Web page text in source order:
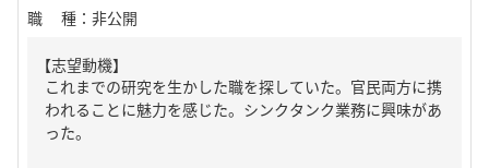
職種 ： 非公開
【志望動機】
これまでの研究を生かした職を探していた。官民両方に携
われることに魅力を感じた。シンクタンク業務に興味があ
った。